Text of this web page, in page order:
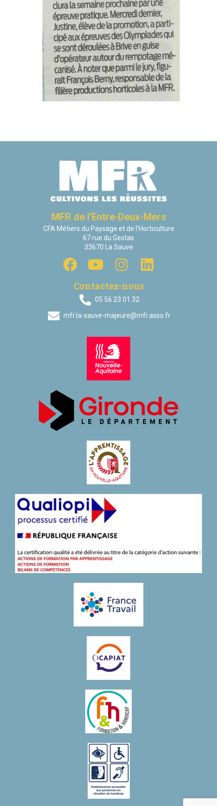
MFR de l'Entre-Deux-Mers
CFA Métiers du Paysage et de l’Horticulture
67 rue du Gestas
33670 La Sauve
Contactez-nous
05 56 23 01 32
mfr.la-sauve-majeure@mfr.asso.fr